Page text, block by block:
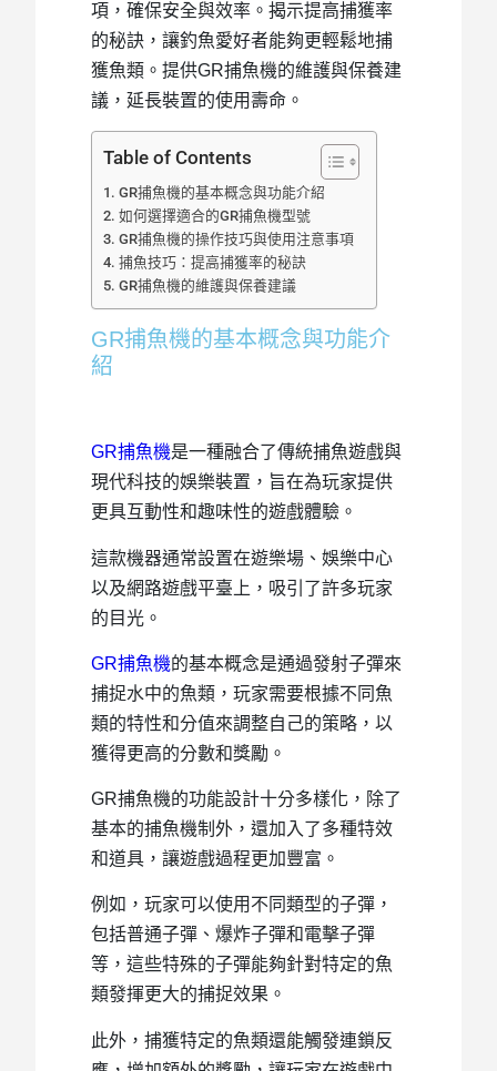
項，確保安全與效率。揭示提高捕獲率
的秘訣，讓釣魚愛好者能夠更輕鬆地捕
獲魚類。提供GR捕魚機的維護與保養建
議，延長裝置的使用壽命。
Table of Contents
GR捕魚機的基本概念與功能介紹
如何選擇適合的GR捕魚機型號
GR捕魚機的操作技巧與使用注意事項
捕魚技巧：提高捕獲率的秘訣
GR捕魚機的維護與保養建議
GR捕魚機的基本概念與功能介
紹
GR捕魚機是一種融合了傳統捕魚遊戲與
現代科技的娛樂裝置，旨在為玩家提供
更具互動性和趣味性的遊戲體驗。
這款機器通常設置在遊樂場、娛樂中心
以及網路遊戲平臺上，吸引了許多玩家
的目光。
GR捕魚機的基本概念是通過發射子彈來
捕捉水中的魚類，玩家需要根據不同魚
類的特性和分值來調整自己的策略，以
獲得更高的分數和獎勵。
GR捕魚機的功能設計十分多樣化，除了
基本的捕魚機制外，還加入了多種特效
和道具，讓遊戲過程更加豐富。
例如，玩家可以使用不同類型的子彈，
包括普通子彈、爆炸子彈和電擊子彈
等，這些特殊的子彈能夠針對特定的魚
類發揮更大的捕捉效果。
此外，捕獲特定的魚類還能觸發連鎖反